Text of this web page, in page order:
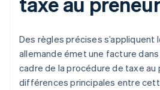
Des règles précises s’appliquent
allemande émet une facture
cadre de la procédure de taxe au
différences principales entre